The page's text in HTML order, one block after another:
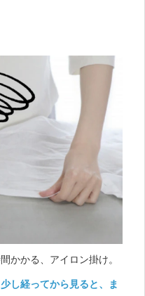
かかる、アイロン掛け。
し経ってから見ると、ま